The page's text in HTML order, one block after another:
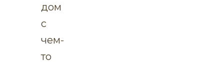
дом
с
чем-
то